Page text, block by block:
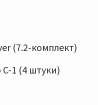
(7.2-комплект)
1 (4 штуки)